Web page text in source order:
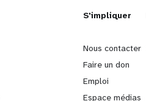
G
o
b
S'impliquer
Nous contacter
Faire un don
Emploi
Espace médias